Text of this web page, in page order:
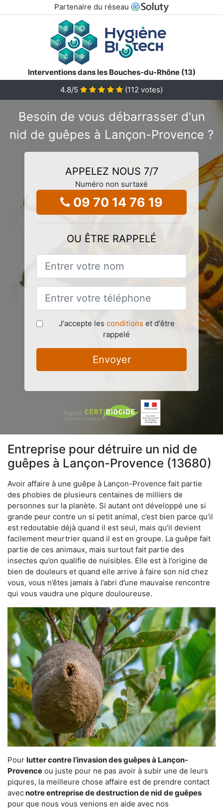
Partenaire du réseau
Interventions dans les Bouches-du-Rhône (13)
4.8/5 (112 votes)
Besoin de vous débarrasser d'un
nid de guêpes à Lançon-Provence ?
APPELEZ NOUS 7/7
Numéro non surtaxé
09 70 14 76 19
OU ÊTRE RAPPELÉ
J'accepte les conditions et d'être
rappelé
Envoyer
Entreprise pour détruire un nid de
guêpes à Lançon-Provence (13680)
Avoir affaire à une guêpe à Lançon-Provence fait partie
des phobies de plusieurs centaines de milliers de
personnes sur la planète. Si autant ont développé une si
grande peur contre un si petit animal, c’est bien parce qu’il
est redoutable déjà quand il est seul, mais qu’il devient
facilement meurtrier quand il est en groupe. La guêpe fait
partie de ces animaux, mais surtout fait partie des
insectes qu’on qualifie de nuisibles. Elle est à l’origine de
bien de douleurs et quand elle arrive à faire son nid chez
vous, vous n’êtes jamais à l’abri d’une mauvaise rencontre
qui vous vaudra une piqure douloureuse.
Pour lutter contre l’invasion des guêpes à Lançon-
Provence ou juste pour ne pas avoir à subir une de leurs
piqures, la meilleure chose affaire est de prendre contact
avecnotre entreprise de destruction de nid de guêpes
pour que nous vous venions en aide avec nos